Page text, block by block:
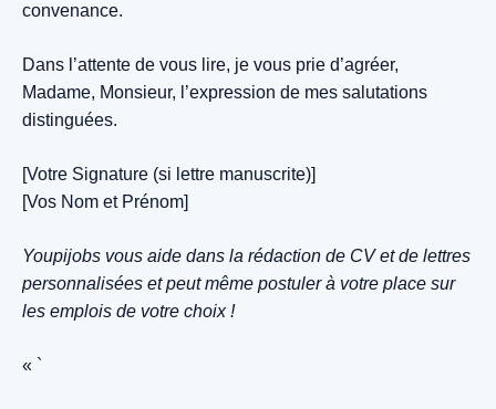
convenance.
Dans l’attente de vous lire, je vous prie d’agréer,
Madame, Monsieur, l’expression de mes salutations
distinguées.
[Votre Signature (si lettre manuscrite)]
[Vos Nom et Prénom]
Youpijobs vous aide dans la rédaction de CV et de lettres
personnalisées et peut même postuler à votre place sur
les emplois de votre choix !
« `